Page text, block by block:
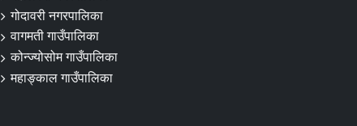
गोदावरी नगरपालिका
वागमती गाउँपालिका
कोन्ज्योसोम गाउँपालिका
महाङ्काल गाउँपालिका